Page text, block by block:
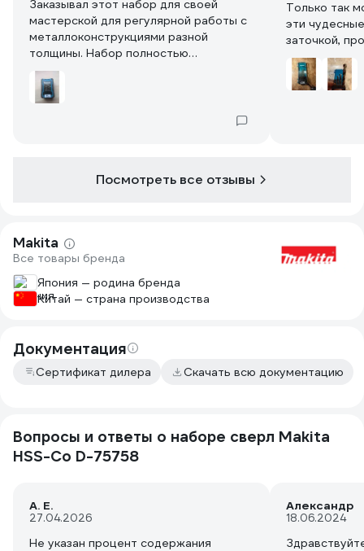
Заказывал этот набор для своей
мастерской для регулярной работы с
металлоконструкциями разной
толщины. Набор полностью
укомплектован самыми ходовыми
диаметрами с малым шагом, что
позволяет точно подобрать сверло
множества циклов.
Только так
эти
заточкой,
биения.
Удобная
(хотя,
спокойно
отверстия,
Посмотреть все отзывы
Makita
Все товары бренда
Япония — родина бренда
Китай — страна производства
Документация
Сертификат дилера Скачать всю документацию
Вопросы и ответы о наборе сверл Makita
HSS-Co D-75758
A. Е.
27.04.2026
Не указан процент содержания
Александр
18.06.2024